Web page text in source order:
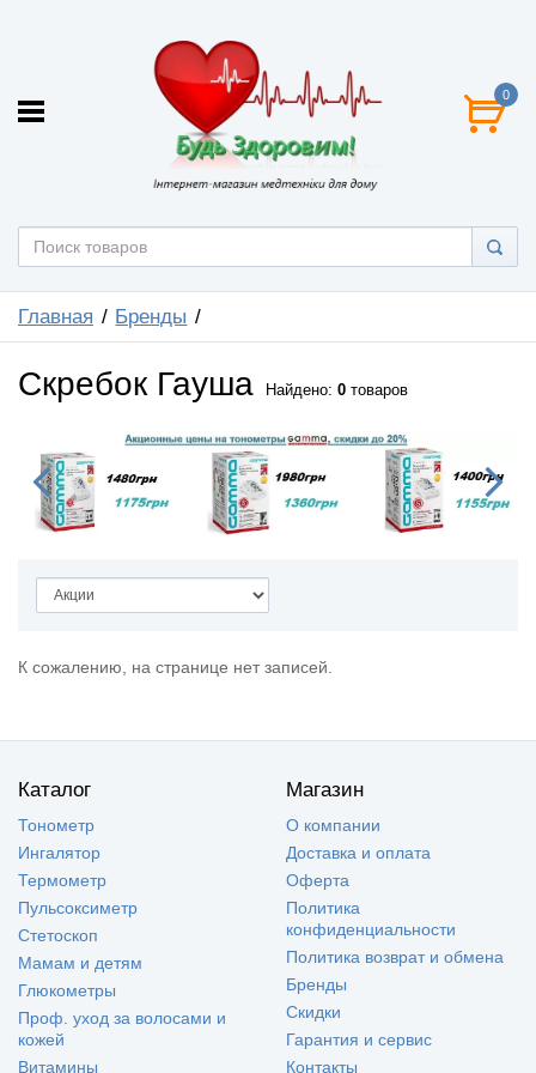
0
Главная Бренды
Скребок Гауша Найдено: 0 товаров
К сожалению, на странице нет записей.
Каталог
Тонометр
Ингалятор
Термометр
Пульсоксиметр
Стетоскоп
Мамам и детям
Глюкометры
Проф. уход за волосами и
кожей
Витамины
Магазин
О компании
Доставка и оплата
Оферта
Политика
конфиденциальности
Политика возврат и обмена
Бренды
Скидки
Гарантия и сервис
Контакты